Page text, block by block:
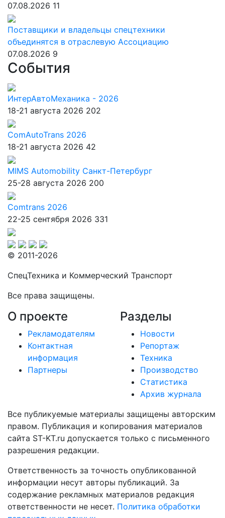
07.08.2026 11
Поставщики и владельцы спецтехники
объединятся в отраслевую Ассоциацию
07.08.2026 9
События
ИнтерАвтоМеханика - 2026
18-21 августа 2026 202
ComAutoTrans 2026
18-21 августа 2026 42
MIMS Automobility Санкт-Петербург
25-28 августа 2026 200
Comtrans 2026
22-25 сентября 2026 331
© 2011-2026
СпецТехника и Коммерческий Транспорт
Все права защищены.
О проекте
Рекламодателям
Контактная
информация
Партнеры
Разделы
Новости
Репортаж
Техника
Производство
Статистика
Архив журнала
Все публикуемые материалы защищены авторским
правом. Публикация и копирования материалов
сайта ST-KT.ru допускается только с письменного
разрешения редакции.
Ответственность за точность опубликованной
информации несут авторы публикаций. За
содержание рекламных материалов редакция
ответственности не несет. Политика обработки